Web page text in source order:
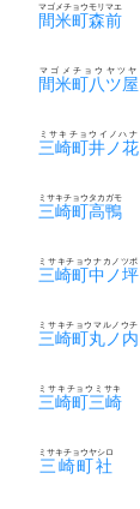
間米町森前
マゴメチョウモリマエ
間米町八ツ屋
マゴメチョウヤツヤ
三崎町井ノ花
ミサキチョウイノハナ
三崎町高鴨
ミサキチョウタカガモ
三崎町中ノ坪
ミサキチョウナカノツボ
三崎町丸ノ内
ミサキチョウマルノウチ
三崎町三崎
ミサキチョウミサキ
三崎町社
ミサキチョウヤシロ